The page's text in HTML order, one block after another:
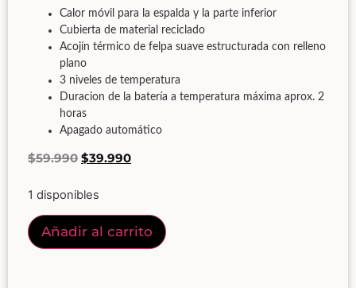
Calor móvil para la espalda y la parte inferior
Cubierta de material reciclado
Acojín térmico de felpa suave estructurada con relleno
plano
3 niveles de temperatura
Duracion de la batería a temperatura máxima aprox. 2
horas
Apagado automático
$59.990 $39.990
1 disponibles
Añadir al carrito